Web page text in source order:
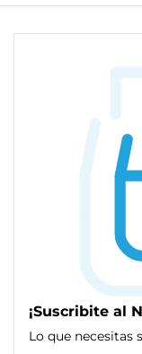
¡Suscribite al
Lo que necesitas